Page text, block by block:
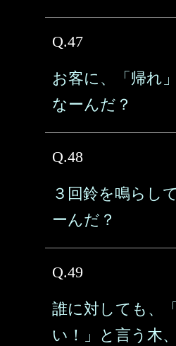
Q.47
お客に、「帰れ
なーんだ？
Q.48
３回鈴を鳴らし
ーんだ？
Q.49
誰に対しても、
い！」と言う木